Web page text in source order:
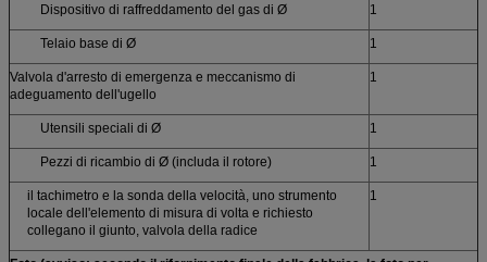
Dispositivo di raffreddamento del gas di Ø 1
Telaio base di Ø 1
Valvola d'arresto di emergenza e meccanismo di
adeguamento dell'ugello
1
Utensili speciali di Ø 1
Pezzi di ricambio di Ø (includa il rotore) 1
il tachimetro e la sonda della velocità, uno strumento
locale dell'elemento di misura di volta e richiesto
collegano il giunto, valvola della radice
1